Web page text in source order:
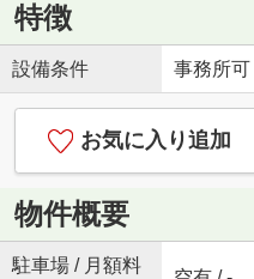
特徴
設備条件 事務所可
お気に入り追加
物件概要
駐車場 / 月額料